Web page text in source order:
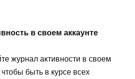
в своем аккаунте
журнал активности в своем
быть в курсе всех